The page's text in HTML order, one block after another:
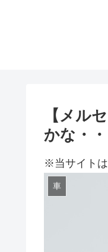
【メル
かな・・
※当サイトは
車